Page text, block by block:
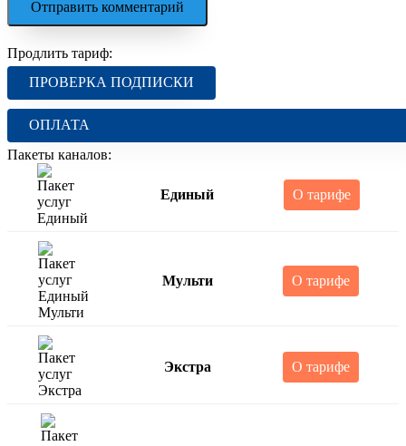
Продлить тариф:
ПРОВЕРКА ПОДПИСКИ
ОПЛАТА
Пакеты каналов:
Единый О тарифе
Мульти О тарифе
Экстра О тарифе